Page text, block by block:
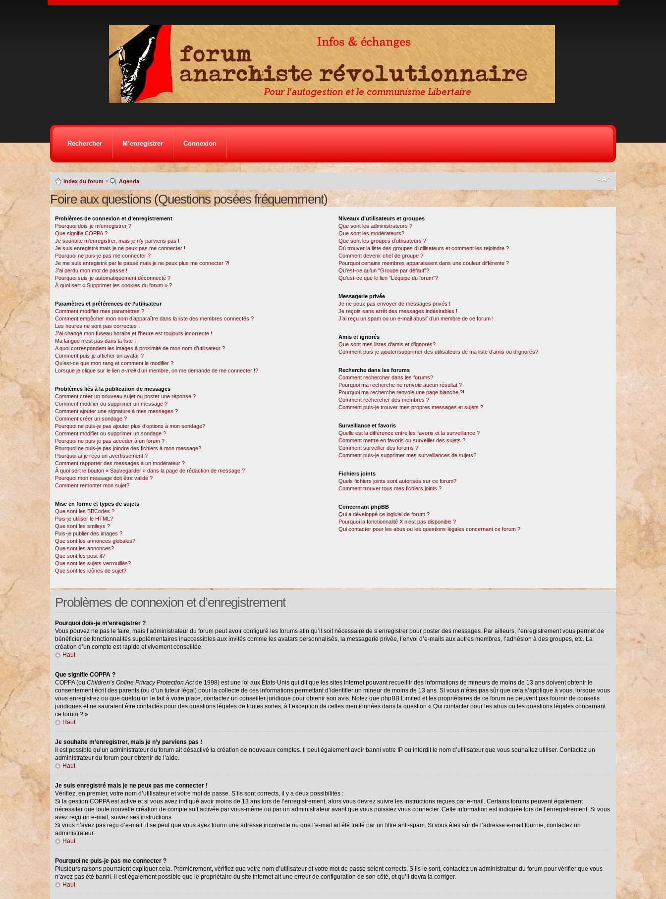
Rechercher M’enregistrer Connexion
Index du forum • Agenda
Foire aux questions (Questions posées fréquemment)
Problèmes de connexion et d’enregistrement
Pourquoi dois-je m’enregistrer ?
Que signifie COPPA ?
Je souhaite m’enregistrer, mais je n’y parviens pas !
Je suis enregistré mais je ne peux pas me connecter !
Pourquoi ne puis-je pas me connecter ?
Je me suis enregistré par le passé mais je ne peux plus me connecter ?!
J’ai perdu mon mot de passe !
Pourquoi suis-je automatiquement déconnecté ?
À quoi sert « Supprimer les cookies du forum » ?
Paramètres et préférences de l’utilisateur
Comment modifier mes paramètres ?
Comment empêcher mon nom d’apparaître dans la liste des membres connectés ?
Les heures ne sont pas correctes !
J’ai changé mon fuseau horaire et l’heure est toujours incorrecte !
Ma langue n’est pas dans la liste !
A quoi correspondent les images à proximité de mon nom d’utilisateur ?
Comment puis-je afficher un avatar ?
Qu’est-ce que mon rang et comment le modifier ?
Lorsque je clique sur le lien e-maild’un membre, on me demande de me connecter !?
Problèmes liés à la publication de messages
Comment créer un nouveau sujet ou poster une réponse ?
Comment modifier ou supprimer un message ?
Comment ajouter une signature à mes messages ?
Comment créer un sondage ?
Pourquoi ne puis-je pas ajouter plus d’options à mon sondage?
Comment modifier ou supprimer un sondage ?
Pourquoi ne puis-je pas accéder à un forum ?
Pourquoi ne puis-je pas joindre des fichiers à mon message?
Pourquoi ai-je reçu un avertissement ?
Comment rapporter des messages à un modérateur ?
À quoi sert le bouton « Sauvegarder » dans la page de rédaction de message ?
Pourquoi mon message doit être validé ?
Comment remonter mon sujet?
Mise en forme et types de sujets
Que sont les BBCodes ?
Puis-je utiliser le HTML?
Que sont les smileys ?
Puis-je publier des images ?
Que sont les annonces globales?
Que sont les annonces?
Que sont les post-it?
Que sont les sujets verrouillés?
Que sont les icônes de sujet?
Niveaux d’utilisateurs et groupes
Que sont les administrateurs ?
Que sont les modérateurs?
Que sont les groupes d’utilisateurs ?
Où trouver la liste des groupes d’utilisateurs et comment les rejoindre ?
Comment devenir chef de groupe ?
Pourquoi certains membres apparaissent dans une couleur différente ?
Qu’est-ce qu’un “Groupe par défaut”?
Qu’est-ce que le lien “L’équipe du forum”?
Messagerie privée
Je ne peux pas envoyer de messages privés !
Je reçois sans arrêt des messages indésirables !
J’ai reçu un spam ou un e-mail abusif d’un membre de ce forum !
Amis et ignorés
Que sont mes listes d’amis et d’ignorés?
Comment puis-je ajouter/supprimer des utilisateurs de ma liste d’amis ou d’ignorés?
Recherche dans les forums
Comment rechercher dans les forums?
Pourquoi ma recherche ne renvoie aucun résultat ?
Pourquoi ma recherche renvoie une page blanche ?!
Comment rechercher des membres ?
Comment puis-je trouver mes propres messages et sujets ?
Surveillance et favoris
Quelle est la différence entre les favoris et la surveillance ?
Comment mettre en favoris ou surveiller des sujets ?
Comment surveiller des forums ?
Comment puis-je supprimer mes surveillances de sujets?
Fichiers joints
Quels fichiers joints sont autorisés sur ce forum?
Comment trouver tous mes fichiers joints ?
Concernant phpBB
Qui a développé ce logiciel de forum ?
Pourquoi la fonctionnalité X n’est pas disponible ?
Qui contacter pour les abus ou les questions légales concernant ce forum ?
Problèmes de connexion et d’enregistrement
Pourquoi dois-je m’enregistrer ?
Vous pouvez ne pas le faire, mais l’administrateur du forum peut avoir configuré les forums afin qu’il soit nécessaire de s’enregistrer pour poster des messages. Par ailleurs, l’enregistrement vous permet de
bénéficier de fonctionnalités supplémentaires inaccessibles aux invités comme les avatars personnalisés, la messagerie privée, l’envoi d’e-mails aux autres membres, l’adhésion à des groupes, etc. La
création d’un compte est rapide et vivement conseillée.
Haut
Que signifie COPPA ?
COPPA (ou Children’s Online Privacy Protection Actde 1998) est une loi aux États-Unis qui dit que les sites Internet pouvant recueillir des informations de mineurs de moins de 13 ans doivent obtenir le
consentement écrit des parents (ou d’un tuteur légal) pour la collecte de ces informations permettant d’identifier un mineur de moins de 13 ans. Si vous n’êtes pas sûr que cela s’applique à vous, lorsque vous
vous enregistrez ou que quelqu’un le fait à votre place, contactez un conseiller juridique pour obtenir son avis. Notez que phpBB Limited et les propriétaires de ce forum ne peuvent pas fournir de conseils
juridiques et ne sauraient être contactés pour des questions légales de toutes sortes, à l’exception de celles mentionnées dans la question « Qui contacter pour les abus ou les questions légales concernant
ce forum ? ».
Haut
Je souhaite m’enregistrer, mais je n’y parviens pas !
Il est possible qu’un administrateur du forum ait désactivé la création de nouveaux comptes. Il peut également avoir banni votre IP ou interdit le nom d’utilisateur que vous souhaitez utiliser. Contactez un
administrateur du forum pour obtenir de l’aide.
Haut
Je suis enregistré mais je ne peux pas me connecter !
Vérifiez, en premier, votre nom d’utilisateur et votre mot de passe. S’ils sont corrects, il y a deux possibilités :
Si la gestion COPPA est active et si vous avez indiqué avoir moins de 13 ans lors de l’enregistrement, alors vous devrez suivre les instructions reçues par e-mail. Certains forums peuvent également
nécessiter que toute nouvelle création de compte soit activée par vous-même ou par un administrateur avant que vous puissiez vous connecter. Cette information est indiquée lors de l’enregistrement. Si vous
avez reçu un e-mail, suivez ses instructions.
Si vous n’avez pas reçu d’e-mail, il se peut que vous ayez fourni une adresse incorrecte ou que l’e-mail ait été traité par un filtre anti-spam. Si vous êtes sûr de l’adresse e-mail fournie, contactez un
administrateur.
Haut
Pourquoi ne puis-je pas me connecter ?
Plusieurs raisons pourraient expliquer cela. Premièrement, vérifiez que votre nom d’utilisateur et votre mot de passe soient corrects. S’ils le sont, contactez un administrateur du forum pour vérifier que vous
n’avez pas été banni. Il est également possible que le propriétaire du site Internet ait une erreur de configuration de son côté, et qu’il devra la corriger.
Haut